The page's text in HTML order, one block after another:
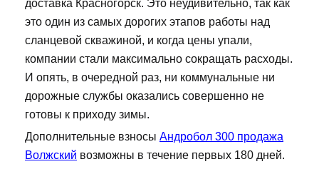
доставка Красногорск. Это неудивительно, так как
это один из самых дорогих этапов работы над
сланцевой скважиной, и когда цены упали,
компании стали максимально сокращать расходы.
И опять, в очередной раз, ни коммунальные ни
дорожные службы оказались совершенно не
готовы к приходу зимы.
Дополнительные взносы Андробол 300 продажа
Волжский возможны в течение первых 180 дней.